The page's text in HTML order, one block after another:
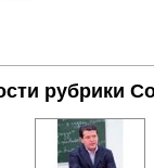
рубрики